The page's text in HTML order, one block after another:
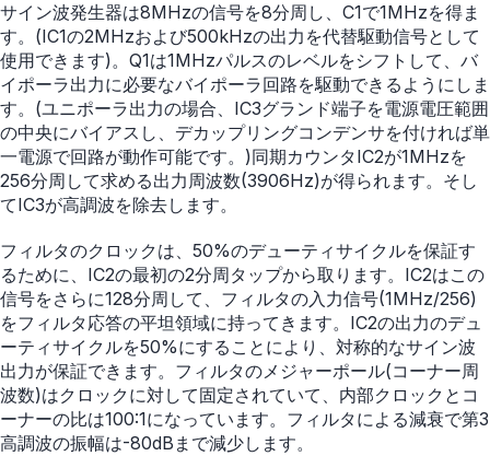
サイン波発生器は8MHzの信号を8分周し、C1で1MHzを得ま
す。(IC1の2MHzおよび500kHzの出力を代替駆動信号として
使用できます)。Q1は1MHzパルスのレベルをシフトして、バ
イポーラ出力に必要なバイポーラ回路を駆動できるようにしま
す。(ユニポーラ出力の場合、IC3グランド端子を電源電圧範囲
の中央にバイアスし、デカップリングコンデンサを付ければ単
一電源で回路が動作可能です。)同期カウンタIC2が1MHzを
256分周して求める出力周波数(3906Hz)が得られます。そし
てIC3が高調波を除去します。
フィルタのクロックは、50%のデューティサイクルを保証す
るために、IC2の最初の2分周タップから取ります。IC2はこの
信号をさらに128分周して、フィルタの入力信号(1MHz/256)
をフィルタ応答の平坦領域に持ってきます。IC2の出力のデュ
ーティサイクルを50%にすることにより、対称的なサイン波
出力が保証できます。フィルタのメジャーポール(コーナー周
波数)はクロックに対して固定されていて、内部クロックとコ
ーナーの比は100:1になっています。フィルタによる減衰で第3
高調波の振幅は-80dBまで減少します。